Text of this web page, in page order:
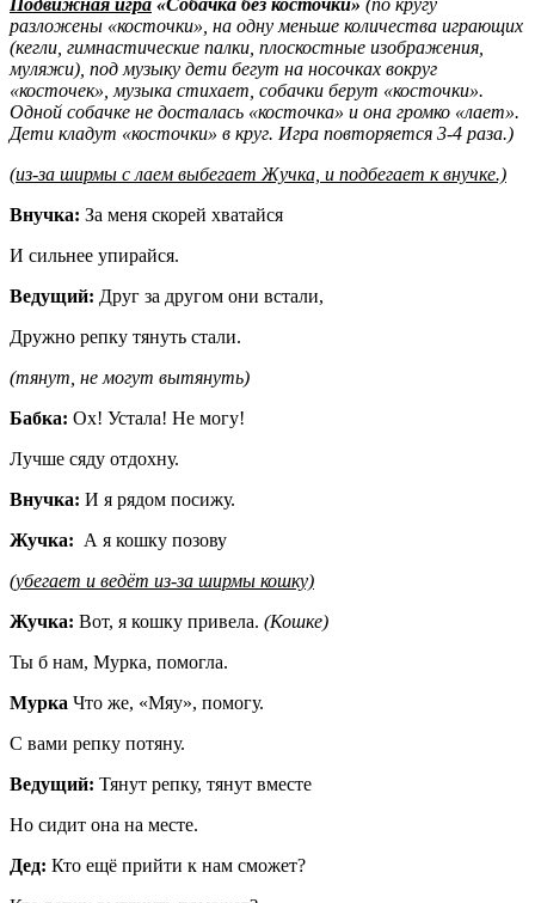
Подвижная игра «Собачка без косточки» (по кругу
разложены «косточки», на одну меньше количества играющих
(кегли, гимнастические палки, плоскостные изображения,
муляжи), под музыку дети бегут на носочках вокруг
«косточек», музыка стихает, собачки берут «косточки».
Одной собачке не досталась «косточка» и она громко «лает».
Дети кладут «косточки» в круг. Игра повторяется 3-4 раза.)
(из-за ширмы с лаем выбегает Жучка, и подбегает к внучке.)
Внучка: За меня скорей хватайся
И сильнее упирайся.
Ведущий: Друг за другом они встали,
Дружно репку тянуть стали.
(тянут, не могут вытянуть)
Бабка: Ох! Устала! Не могу!
Лучше сяду отдохну.
Внучка: И я рядом посижу.
Жучка: А я кошку позову
(убегает и ведёт из-за ширмы кошку)
Жучка: Вот, я кошку привела. (Кошке)
Ты б нам, Мурка, помогла.
Мурка Что же, «Мяу», помогу.
С вами репку потяну.
Ведущий: Тянут репку, тянут вместе
Но сидит она на месте.
Дед: Кто ещё прийти к нам сможет?